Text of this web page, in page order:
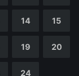
14 15
19 20
24